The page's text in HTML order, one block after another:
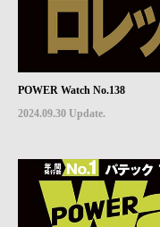
POWER Watch No.138
2024.09.30 Update.